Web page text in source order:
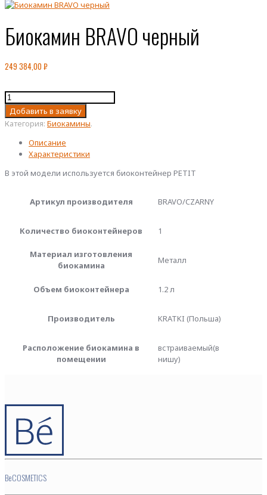
Биокамин BRAVO черный
249 384,00 ₽
Количество
товара
Биокамин
BRAVO
черный
Добавить в заявку
Категория: Биокамины.
Описание
Характеристики
В этой модели используется биоконтейнер PETIT
Артикул производителя BRAVO/CZARNY
Количество биоконтейнеров 1
Материал изготовления
биокамина
Металл
Объем биоконтейнера 1.2 л
Производитель KRATKI (Польша)
Расположение биокамина в
помещении
встраиваемый(в
нишу)
BeCOSMETICS